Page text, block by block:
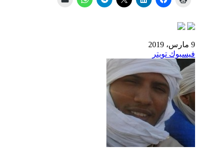
9 مارس، 2019
فيسبوك تويتر
عبر
البريد